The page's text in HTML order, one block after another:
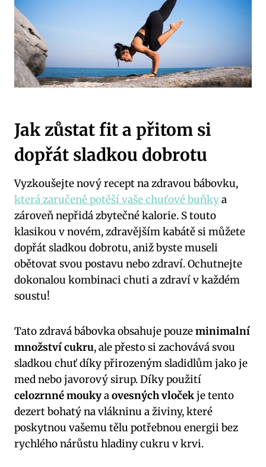
Jak zůstat fit a přitom si
dopřát sladkou dobrotu
Vyzkoušejte nový recept na zdravou bábovku,
která zaručeně potěší vaše chuťové buňkya
zároveň nepřidá zbytečné kalorie. S touto
klasikou v novém, zdravějším kabátě si můžete
dopřát sladkou dobrotu, aniž byste museli
obětovat svou postavu nebo zdraví. Ochutnejte
dokonalou kombinaci chuti a zdraví v každém
soustu!
Tato zdravá bábovka obsahuje pouzeminimalní
množství cukru, ale přesto si zachovává svou
sladkou chuť díky přirozeným sladidlům jako je
med nebo javorový sirup. Díky použití
celozrnné moukyaovesných vločekje tento
dezert bohatý na vlákninu a živiny, které
poskytnou vašemu tělu potřebnou energii bez
rychlého nárůstu hladiny cukru v krvi.